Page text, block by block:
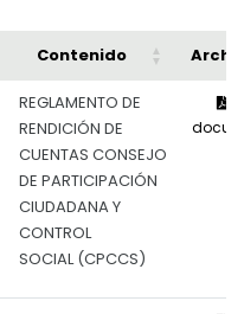
Contenido
REGLAMENTO DE
RENDICIÓN DE
CUENTAS CONSEJO
DE PARTICIPACIÓN
CIUDADANA Y
CONTROL
SOCIAL (CPCCS)